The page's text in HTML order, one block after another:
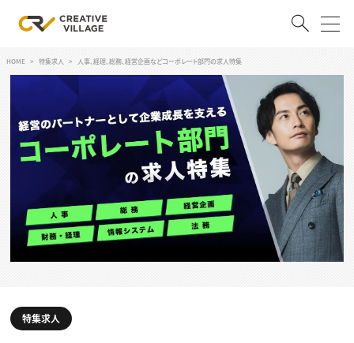
ACCOUNT
会員登録
RECRUIT
クリエイター求人を探す
CREATIVE JOB求人検索
特集求人
採用説明会
スキルアップしたい！ トップ
デザイン
TOP Creator’s コラム
HOME 特集求人 人事、経理、総務、経営企画などコーポレート部門の求人特集
特集求人